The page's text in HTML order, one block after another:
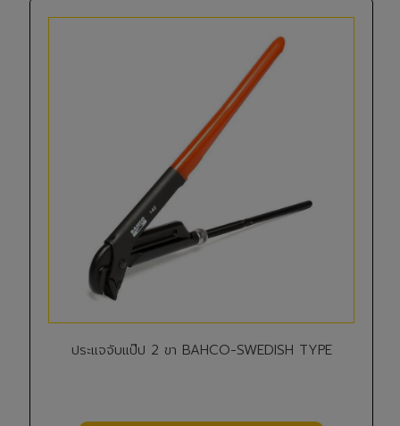
ประแจจับแป๊ป 2 ขา BAHCO-SWEDISH TYPE